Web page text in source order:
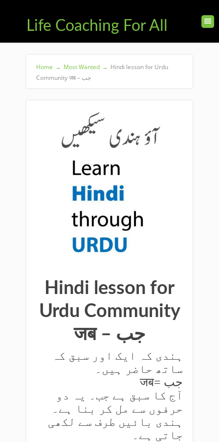
Life Coaching For All
Home → Most Wanted → Hindi lesson for Urdu
Community जब – جب
Hindi lesson for
Urdu Community
जब – جب
ہندی کہ ایک اور سبق کہ
ساتھ حاضر ہیں۔
जब= جب
آج کا سبق ہے جب۔ یہ دو
حرفوں سے مل کر بنا ہے۔
ہندی بائیں طرف سے لکھی
جاتی ہے۔